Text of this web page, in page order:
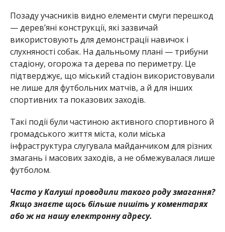
Позаду учасників видно елементи смуги перешкод
— дерев’яні конструкції, які зазвичай
використовують для демонстрації навичок і
слухняності собак. На дальньому плані — трибуни
стадіону, огорожа та дерева по периметру. Це
підтверджує, що міський стадіон використовували
не лише для футбольних матчів, а й для інших
спортивних та показових заходів.
Такі події були частиною активного спортивного й
громадського життя міста, коли міська
інфраструктура слугувала майданчиком для різних
змагань і масових заходів, а не обмежувалася лише
футболом.
Часто у Калуші проводили такого роду змагання?
Якщо знаєте щось більше пишіть у коментарях
або ж на нашу електронну адресу.